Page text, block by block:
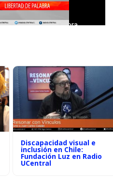
Discapacidad visual e
inclusión en Chile:
Fundación Luz en Radio
UCentral